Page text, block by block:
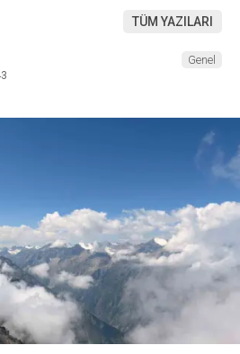
TÜM YAZILARI
Genel